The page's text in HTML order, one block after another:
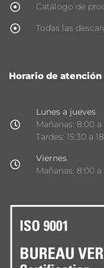
Catálogo de
Todas las
Horario de atención
Lunes a jueves
Mañanas: 8:00 a
Tardes: 15:30 a
Viernes
Mañanas: 8:00 a